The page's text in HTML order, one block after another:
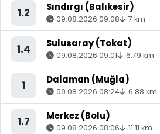
1.2 Sındırgı (Balıkesir)
09.08.2026 09:08 7 km
1.4 Sulusaray (Tokat)
09.08.2026 09:01 6.79 km
1 Dalaman (Muğla)
09.08.2026 08:24 6.88 km
1.7 Merkez (Bolu)
09.08.2026 08:06 11.11 km